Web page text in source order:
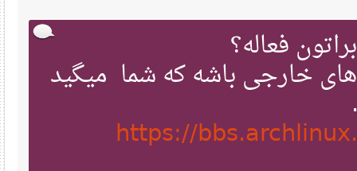
خارجی باشه که شما میگید
https://